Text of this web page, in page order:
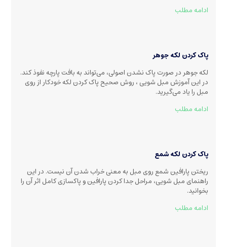
ادامه مطلب
پاک کردن لکه جوهر
لکه جوهر در صورت پاک نشدن اصولی، می‌تواند به بافت پارچه نفوذ کند.
در این آموزش مبل شویی ، روش صحیح پاک کردن لکه خودکار از روی
مبل را یاد می‌گیرید.
ادامه مطلب
پاک کردن لکه شمع
ریختن پارافین شمع روی مبل به معنی خراب شدن آن نیست. در این
راهنمای مبل شویی، مراحل جدا کردن پارافین و پاکسازی کامل اثر آن را
بخوانید.
ادامه مطلب